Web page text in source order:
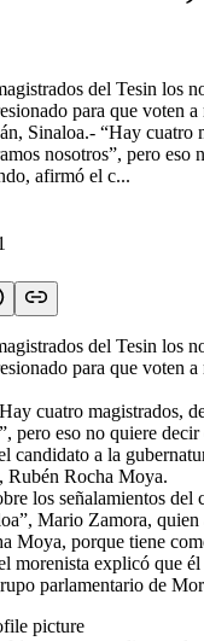
del Tesin los
para que voten
Sinaloa.- “Hay cuatro
nosotros”, pero eso
afirmó el c...
del Tesin los
para que voten
cuatro magistrados,
pero eso no quiere decir
candidato a la
Rubén Rocha Moya.
los señalamientos del
Mario Zamora, quien
Moya, porque tiene
morenista explicó que
parlamentario de